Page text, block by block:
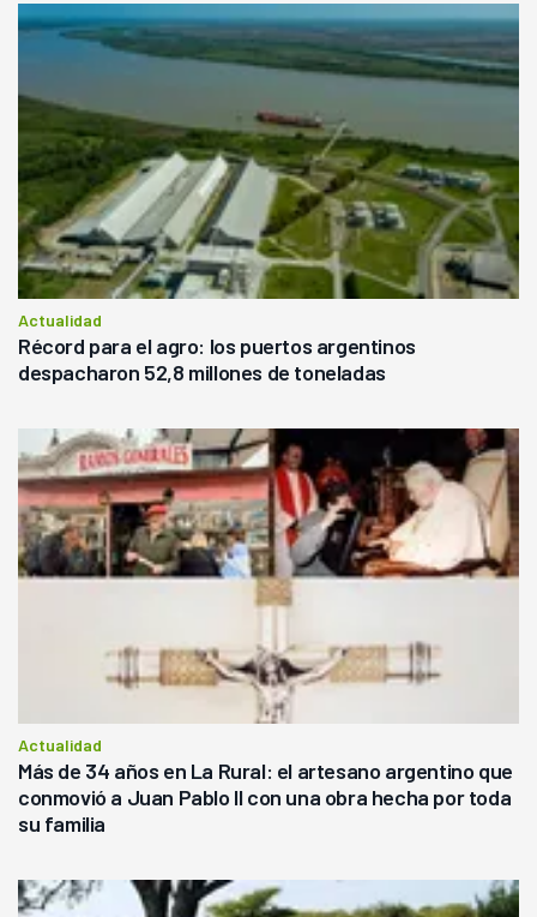
Actualidad
Récord para el agro: los puertos argentinos
despacharon 52,8 millones de toneladas
Actualidad
Más de 34 años en La Rural: el artesano argentino que
conmovió a Juan Pablo II con una obra hecha por toda
su familia